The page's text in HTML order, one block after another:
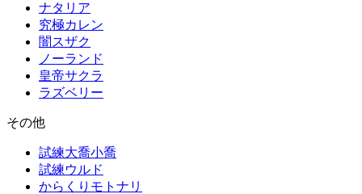
ナタリア
究極カレン
闇スザク
ノーランド
皇帝サクラ
ラズベリー
その他
試練大喬小喬
試練ウルド
からくりモトナリ